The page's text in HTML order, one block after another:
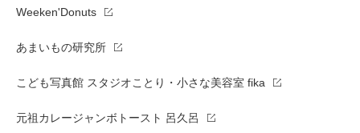
Weeken'Donuts
あまいもの研究所
こども写真館 スタジオことり・小さな美容室 fika
元祖カレージャンボトースト 呂久呂